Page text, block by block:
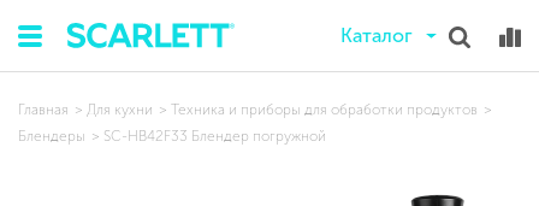
Каталог
Главная Для кухни
Техника и приборы для обработки продуктов
Блендеры
SC-HB42F33 Блендер погружной